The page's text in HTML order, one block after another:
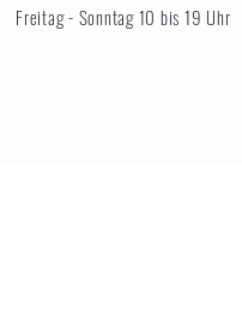
Freitag - Sonntag 10 bis 19 Uhr